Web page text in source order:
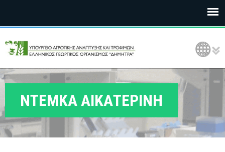
Ε
Λ
Γ
Δ
Η
Language Selection
ΝΤΕΜΚΑ ΑΙΚΑΤΕΡΙΝΗ